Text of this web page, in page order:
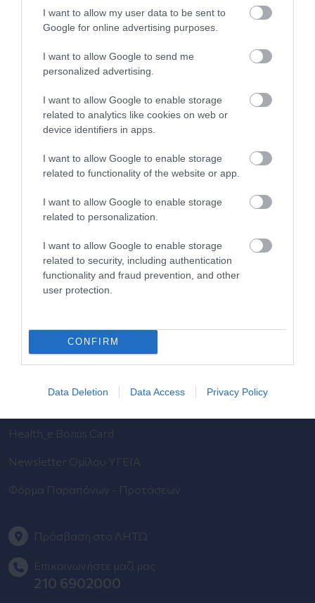
I want to allow my user data to be sent to
Google for online advertising purposes.
I want to allow Google to send me
personalized advertising.
I want to allow Google to enable storage
related to analytics like cookies on web or
device identifiers in apps.
I want to allow Google to enable storage
related to functionality of the website or app.
I want to allow Google to enable storage
related to personalization.
I want to allow Google to enable storage
related to security, including authentication
functionality and fraud prevention, and other
user protection.
CONFIRM
Data Deletion Data Access Privacy Policy
Αναζητήστε με όνομα ή ειδικότητα.
Το ΛΗΤΩ
Μαιευτική & Γυναικολογική Κλινική
Διαγνωστικά Τμήματα
Χρήσιμες Πληροφορίες
Επικοινωνία
Ημερολόγιο Εγκυμοσύνης
Health_e Bonus Card
Newsletter Ομίλου ΥΓΕΙΑ
Φόρμα Παραπόνων - Προτάσεων
Πρόσβαση στο ΛΗΤΩ
Επικοινωνήστε μαζί μας
210 6902000